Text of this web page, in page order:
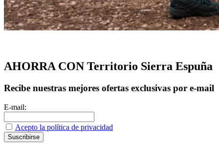
AHORRA CON Territorio Sierra Espuña
Recibe nuestras mejores ofertas exclusivas por e-mail
E-mail:
Acepto la política de privacidad